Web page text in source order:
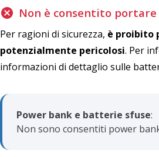
Non è consentito portare
Per ragioni di sicurezza, è proibito
potenzialmente pericolosi. Per
informazioni di dettaglio sulle
Power bank e batterie sfuse:
Non sono consentiti power